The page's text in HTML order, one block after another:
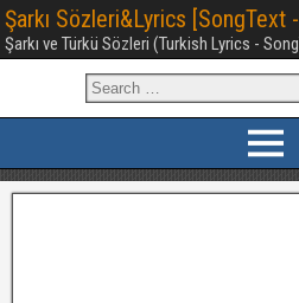
Şarkı Sözleri&Lyrics [SongText
Şarkı ve Türkü Sözleri (Turkish Lyrics -